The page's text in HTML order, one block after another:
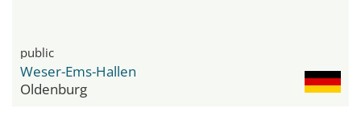
public
Weser-Ems-Hallen
Oldenburg